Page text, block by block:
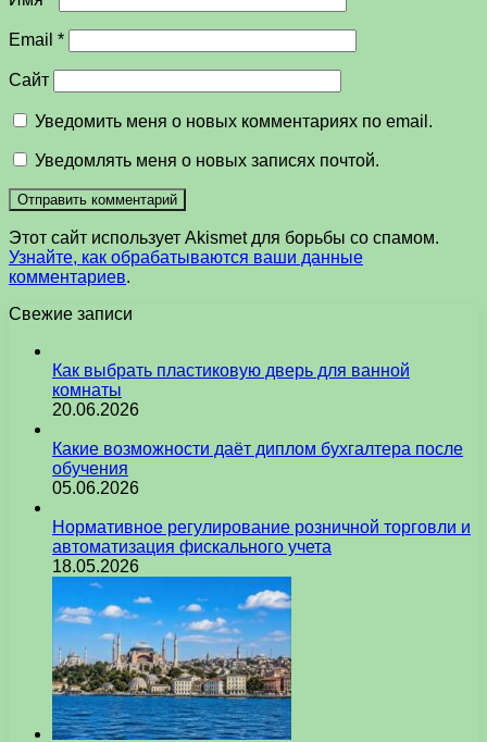
Email *
Сайт
Уведомить меня о новых комментариях по email.
Уведомлять меня о новых записях почтой.
Этот сайт использует Akismet для борьбы со спамом.
Узнайте, как обрабатываются ваши данные
комментариев.
Свежие записи
Как выбрать пластиковую дверь для ванной
комнаты
20.06.2026
Какие возможности даёт диплом бухгалтера после
обучения
05.06.2026
Нормативное регулирование розничной торговли и
автоматизация фискального учета
18.05.2026